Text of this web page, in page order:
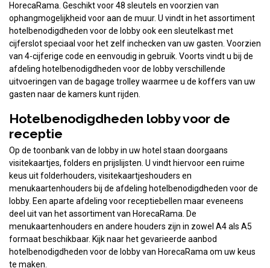
HorecaRama. Geschikt voor 48 sleutels en voorzien van
ophangmogelijkheid voor aan de muur. U vindt in het assortiment
hotelbenodigdheden voor de lobby ook een sleutelkast met
cijferslot speciaal voor het zelf inchecken van uw gasten. Voorzien
van 4-cijferige code en eenvoudig in gebruik. Voorts vindt u bij de
afdeling hotelbenodigdheden voor de lobby verschillende
uitvoeringen van de bagage trolley waarmee u de koffers van uw
gasten naar de kamers kunt rijden.
Hotelbenodigdheden lobby voor de
receptie
Op de toonbank van de lobby in uw hotel staan doorgaans
visitekaartjes, folders en prijslijsten. U vindt hiervoor een ruime
keus uit folderhouders, visitekaartjeshouders en
menukaartenhouders bij de afdeling hotelbenodigdheden voor de
lobby. Een aparte afdeling voor receptiebellen maar eveneens
deel uit van het assortiment van HorecaRama. De
menukaartenhouders en andere houders zijn in zowel A4 als A5
formaat beschikbaar. Kijk naar het gevarieerde aanbod
hotelbenodigdheden voor de lobby van HorecaRama om uw keus
te maken.